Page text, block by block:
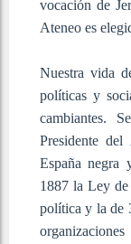
vocación de
Ateneo es
Nuestra vida
políticas y
cambiantes.
Presidente
España negra
1887 la Ley de
política y la de